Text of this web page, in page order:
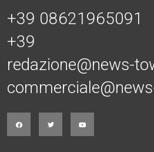
+39 08621965091
+39
redazione@news-